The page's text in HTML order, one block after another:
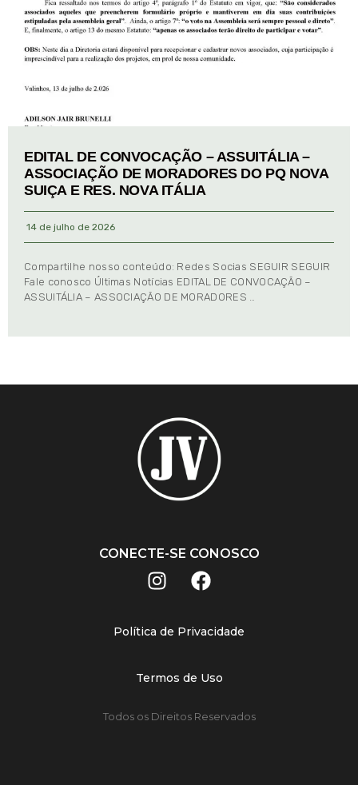
EDITAL DE CONVOCAÇÃO – ASSUITÁLIA –
ASSOCIAÇÃO DE MORADORES DO PQ NOVA
SUIÇA E RES. NOVA ITÁLIA
14 de julho de 2026
Compartilhe nosso conteúdo: Redes Socias SEGUIR SEGUIR
Fale conosco Últimas Notícias EDITAL DE CONVOCAÇÃO –
ASSUITÁLIA – ASSOCIAÇÃO DE MORADORES …
CONECTE-SE CONOSCO
Política de Privacidade
Termos de Uso
Todos os Direitos Reservados